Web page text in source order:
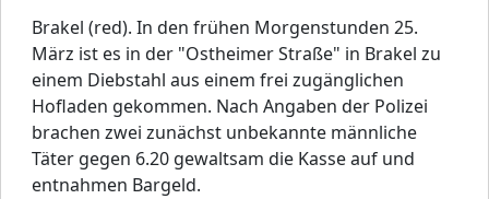
Brakel (red). In den frühen Morgenstunden 25.
März ist es in der "Ostheimer Straße" in Brakel zu
einem Diebstahl aus einem frei zugänglichen
Hofladen gekommen. Nach Angaben der Polizei
brachen zwei zunächst unbekannte männliche
Täter gegen 6.20 gewaltsam die Kasse auf und
entnahmen Bargeld.